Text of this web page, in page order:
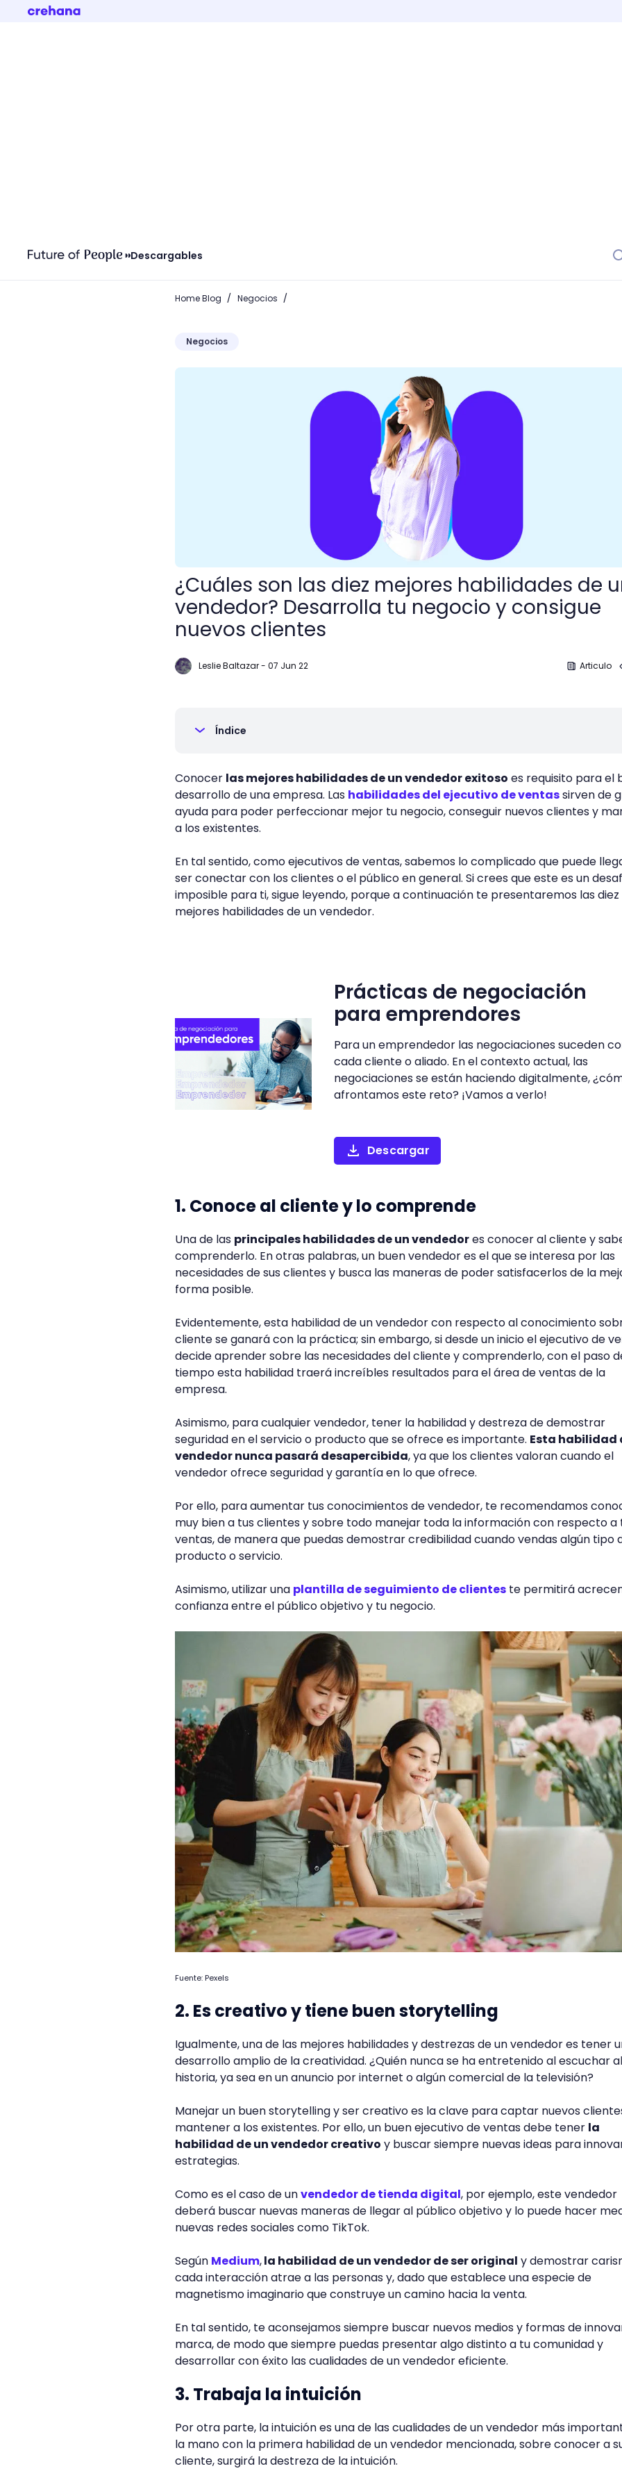
Descargables
Home Blog / Negocios /
Negocios
¿Cuáles son las diez mejores habilidades de un vendedor? Desarrolla tu negocio y
¿Cuáles son las diez mejores habilidades de
vendedor? Desarrolla tu negocio y consigue
nuevos clientes
Leslie Baltazar- 07 Jun 22 Articulo
Índice
Conocer las mejores habilidades de un vendedor exitoso es requisito para el
desarrollo de una empresa. Las habilidades del ejecutivo de ventassirven de
ayuda para poder perfeccionar mejor tu negocio, conseguir nuevos clientes y
a los existentes.
En tal sentido, como ejecutivos de ventas, sabemos lo complicado que puede
ser conectar con los clientes o el público en general. Si crees que este es un
imposible para ti, sigue leyendo, porque a continuación te presentaremos las diez
mejores habilidades de un vendedor.
Prácticas de negociación
para emprendores
Para un emprendedor las negociaciones suceden
cada cliente o aliado. En el contexto actual, las
negociaciones se están haciendo digitalmente,
afrontamos este reto? ¡Vamos a verlo!
Descargar
1. Conoce al cliente y lo comprende
Una de las principales habilidades de un vendedores conocer al cliente y
comprenderlo. En otras palabras, un buen vendedor es el que se interesa por las
necesidades de sus clientes y busca las maneras de poder satisfacerlos de la
forma posible.
Evidentemente, esta habilidad de un vendedor con respecto al conocimiento
cliente se ganará con la práctica; sin embargo, si desde un inicio el ejecutivo de
decide aprender sobre las necesidades del cliente y comprenderlo, con el paso
tiempo esta habilidad traerá increíbles resultados para el área de ventas de la
empresa.
Asimismo, para cualquier vendedor, tener la habilidad y destreza de demostrar
seguridad en el servicio o producto que se ofrece es importante. Esta habilidad
vendedor nunca pasará desapercibida, ya que los clientes valoran cuando el
vendedor ofrece seguridad y garantía en lo que ofrece.
Por ello, para aumentar tus conocimientos de vendedor, te recomendamos
muy bien a tus clientes y sobre todo manejar toda la información con respecto a
ventas, de manera que puedas demostrar credibilidad cuando vendas algún tipo
producto o servicio.
Asimismo, utilizar una plantilla de seguimiento de clientes te permitirá
confianza entre el público objetivo y tu negocio.
Fuente: Pexels
2. Es creativo y tiene buen storytelling
Igualmente, una de las mejores habilidades y destrezas de un vendedor es tener
desarrollo amplio de la creatividad. ¿Quién nunca se ha entretenido al escuchar
historia, ya sea en un anuncio por internet o algún comercial de la televisión?
Manejar un buen storytelling y ser creativo es la clave para captar nuevos
mantener a los existentes. Por ello, un buen ejecutivo de ventas debe tener la
habilidad de un vendedor creativo y buscar siempre nuevas ideas para
estrategias.
Como es el caso de unvendedor de tienda digital, por ejemplo, este vendedor
deberá buscar nuevas maneras de llegar al público objetivo y lo puede hacer
nuevas redes sociales como TikTok.
Según Medium,la habilidad de un vendedor de ser original y demostrar
cada interacción atrae a las personas y, dado que establece una especie de
magnetismo imaginario que construye un camino hacia la venta.
En tal sentido, te aconsejamos siempre buscar nuevos medios y formas de
marca, de modo que siempre puedas presentar algo distinto a tu comunidad y
desarrollar con éxito las cualidades de un vendedor eficiente.
3. Trabaja la intuición
Por otra parte, la intuición es una de las cualidades de un vendedor más
la mano con la primera habilidad de un vendedor mencionada, sobre conocer a
cliente, surgirá la destreza de la intuición.